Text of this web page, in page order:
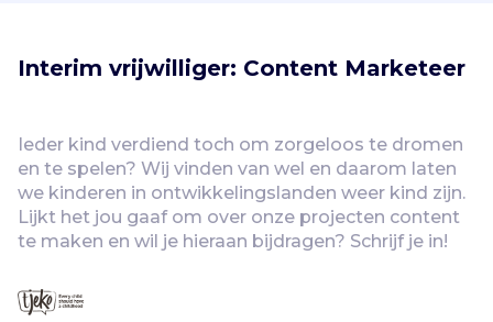
Interim vrijwilliger: Content Marketeer
Ieder kind verdiend toch om zorgeloos te dromen
en te spelen? Wij vinden van wel en daarom laten
we kinderen in ontwikkelingslanden weer kind zijn.
Lijkt het jou gaaf om over onze projecten content
te maken en wil je hieraan bijdragen? Schrijf je in!